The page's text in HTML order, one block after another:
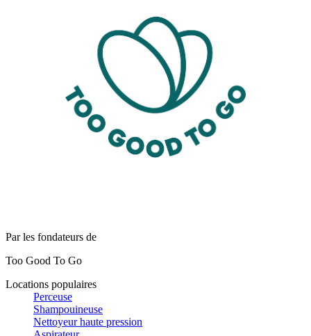
Par les fondateurs de
Too Good To Go
Locations populaires
Perceuse
Shampouineuse
Nettoyeur haute pression